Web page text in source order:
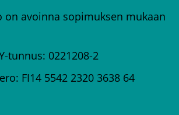
avoinna sopimuksen mukaan
tunnus: 0221208-2
FI14 5542 2320 3638 64